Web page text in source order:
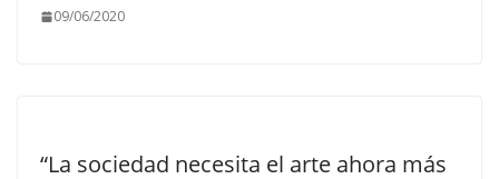
09/06/2020
“La sociedad necesita el arte ahora más